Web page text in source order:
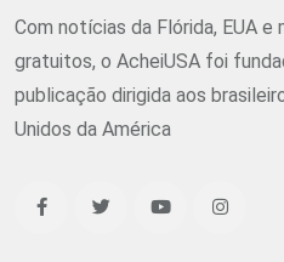
Com notícias da Flórida, EUA e
gratuitos, o AcheiUSA foi
publicação dirigida aos
Unidos da América